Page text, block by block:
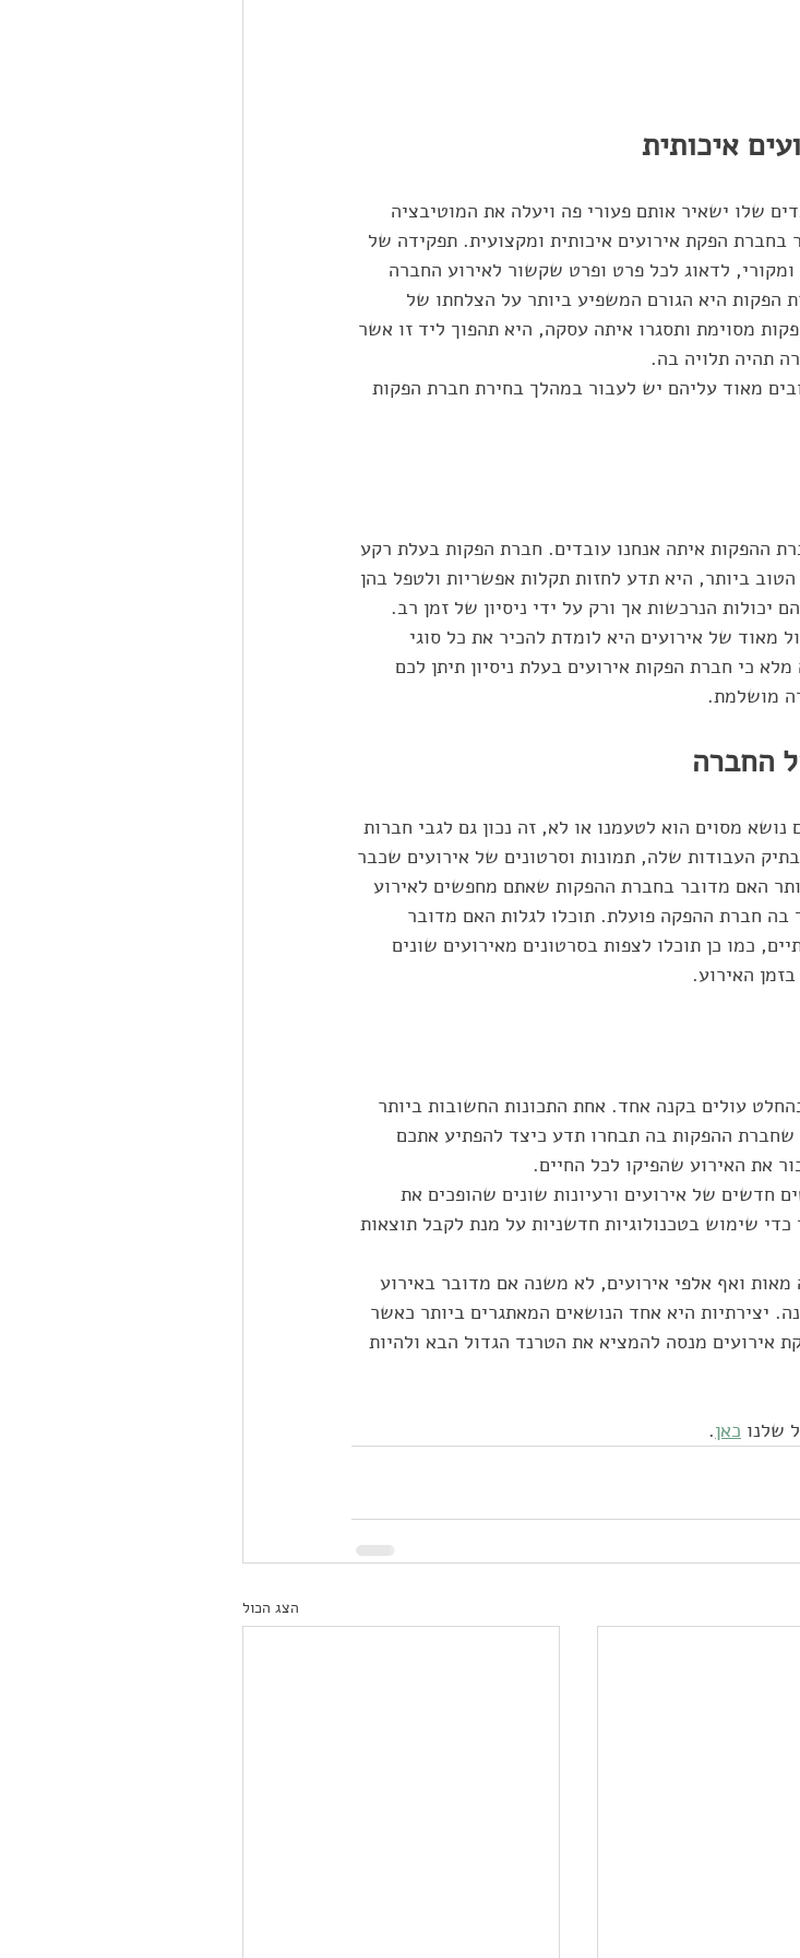
איכותית
שלו ישאיר אותם פעורי פה ויעלה את המוטיבציה
הפקת אירועים איכותית ומקצועית. תפקידה של
לדאוג לכל פרט ופרט שקשור לאירוע החברה
הפקות היא הגורם המשפיע ביותר על הצלחתו של
מסוימת ותסגרו איתה עסקה, היא תהפוך ליד זו אשר
תהיה תלויה בה.
מאוד עליהם יש לעבור במהלך בחירת חברת הפקות
ההפקות איתה אנחנו עובדים. חברת הפקות בעלת רקע
ביותר, היא תדע לחזות תקלות אפשריות ולטפל בהן
יכולות הנרכשות אך ורק על ידי ניסיון של זמן רב.
של אירועים היא לומדת להכיר את כל סוגי
כי חברת הפקות אירועים בעלת ניסיון תיתן לכם
מושלמת.
החברה
מסוים הוא לטעמנו או לא, זה נכון גם לגבי חברות
העבודות שלה, תמונות וסרטונים של אירועים שכבר
האם מדובר בחברת ההפקות שאתם מחפשים לאירוע
חברת ההפקה פועלת. תוכלו לגלות האם מדובר
כמו כן תוכלו לצפות בסרטונים מאירועים שונים
האירוע.
עולים בקנה אחד. אחת התכונות החשובות ביותר
שחברת ההפקות בה תבחרו תדע כיצד להפתיע אתכם
את האירוע שהפיקו לכל החיים.
חדשים של אירועים ורעיונות שונים שהופכים את
שימוש בטכנולוגיות חדשניות על מנת לקבל תוצאות
ואף אלפי אירועים, לא משנה אם מדובר באירוע
יצירתיות היא אחד הנושאים המאתגרים ביותר כאשר
אירועים מנסה להמציא את הטרנד הגדול הבא ולהיות
שלנו כאן.
הצג הכול